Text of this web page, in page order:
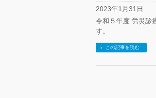
2023年1月31日
令和５年度 労災診
す。
この記事を読む